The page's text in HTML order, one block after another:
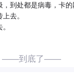
，到处都是病毒，卡的
去。
——到底了——